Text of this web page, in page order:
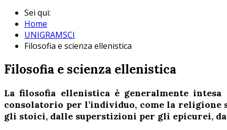
Sei qui:
Home
UNIGRAMSCI
Filosofia e scienza ellenistica
Filosofia e scienza ellenistica
La filosofia ellenistica è generalmente intesa
consolatorio per l’individuo, come la
gli stoici, dalle superstizioni per gli epicurei,